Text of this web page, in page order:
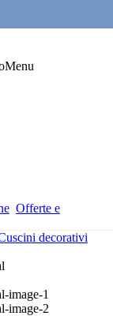
Menu
Offerte e
decorativi